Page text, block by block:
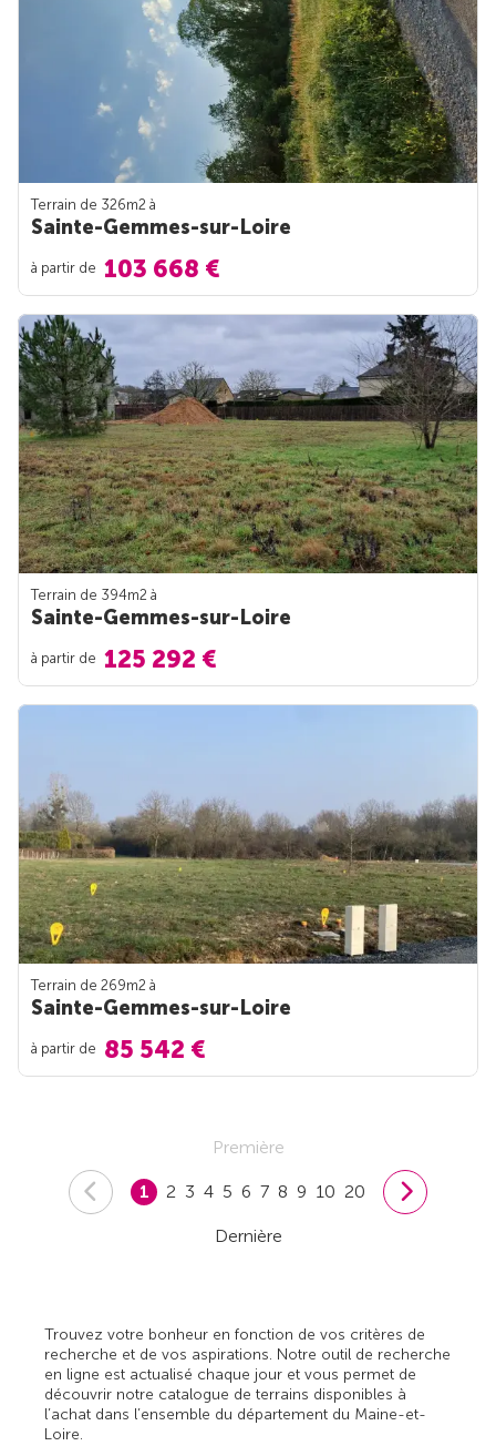
Terrain de 326m2 à
Sainte-Gemmes-sur-Loire
à partir de 103 668 €
Terrain de 394m2 à
Sainte-Gemmes-sur-Loire
à partir de 125 292 €
Terrain de 269m2 à
Sainte-Gemmes-sur-Loire
à partir de 85 542 €
Première
1 2 3 4 5 6 7 8 9 10 20
Dernière
Trouvez votre bonheur en fonction de vos critères de
recherche et de vos aspirations. Notre outil de recherche
en ligne est actualisé chaque jour et vous permet de
découvrir notre catalogue de terrains disponibles à
l’achat dans l’ensemble du département du Maine-et-
Loire.